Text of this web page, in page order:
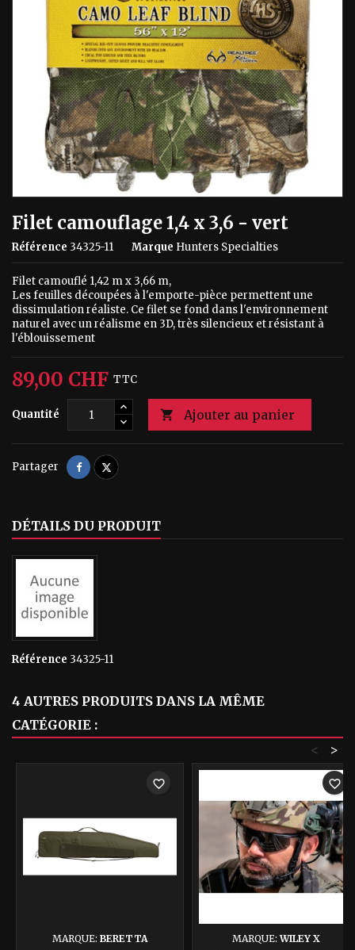
Filet camouflage 1,4 x 3,6 - vert
Référence 34325-11 Marque Hunters Specialties
Filet camouflé 1,42 m x 3,66 m,
Les feuilles découpées à l'emporte-pièce permettent une
dissimulation réaliste. Ce filet se fond dans l'environnement
naturel avec un réalisme en 3D, très silencieux et résistant à
l'éblouissement
89,00 CHF TTC
Quantité  Ajouter au panier
Partager PartagerTweet
DÉTAILS DU PRODUIT
Référence 34325-11
4 AUTRES PRODUITS DANS LA MÊME
CATÉGORIE :
>
<
MARQUE: BERETTA
favorite_border
MARQUE:WILEY X
favorite_border